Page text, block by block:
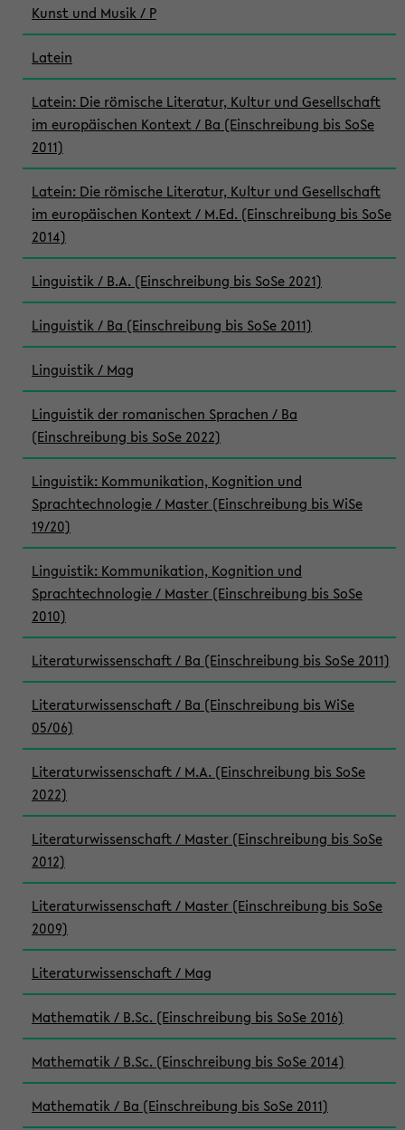
Kunst und Musik / P
Latein
Latein: Die römische Literatur, Kultur und Gesellschaft
im europäischen Kontext / Ba (Einschreibung bis SoSe
2011)
Latein: Die römische Literatur, Kultur und Gesellschaft
im europäischen Kontext / M.Ed. (Einschreibung bis SoSe
2014)
Linguistik / B.A. (Einschreibung bis SoSe 2021)
Linguistik / Ba (Einschreibung bis SoSe 2011)
Linguistik / Mag
Linguistik der romanischen Sprachen / Ba
(Einschreibung bis SoSe 2022)
Linguistik: Kommunikation, Kognition und
Sprachtechnologie / Master (Einschreibung bis WiSe
19/20)
Linguistik: Kommunikation, Kognition und
Sprachtechnologie / Master (Einschreibung bis SoSe
2010)
Literaturwissenschaft / Ba (Einschreibung bis SoSe 2011)
Literaturwissenschaft / Ba (Einschreibung bis WiSe
05/06)
Literaturwissenschaft / M.A. (Einschreibung bis SoSe
2022)
Literaturwissenschaft / Master (Einschreibung bis SoSe
2012)
Literaturwissenschaft / Master (Einschreibung bis SoSe
2009)
Literaturwissenschaft / Mag
Mathematik / B.Sc. (Einschreibung bis SoSe 2016)
Mathematik / B.Sc. (Einschreibung bis SoSe 2014)
Mathematik / Ba (Einschreibung bis SoSe 2011)